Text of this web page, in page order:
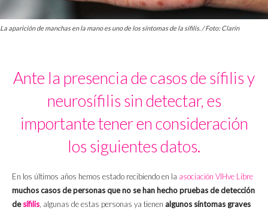
La aparición de manchas en la mano es uno de los síntomas de la sífilis. / Foto: Clarín
Ante la presencia de casos de sífilis y
neurosífilis sin detectar, es
importante tener en consideración
los siguientes datos.
En los últimos años hemos estado recibiendo en la asociación VIHve Libre
muchos casos de personas que no se han hecho pruebas de detección
desífilis, algunas de estas personas ya tienen algunos síntomas graves